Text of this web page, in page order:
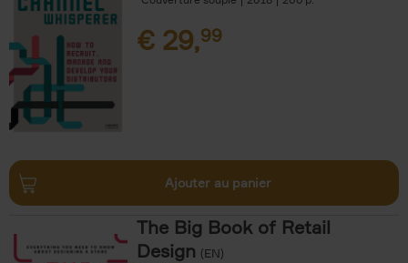
€ 29,99
Ajouter au panier
The Big Book of Retail
Design (EN)